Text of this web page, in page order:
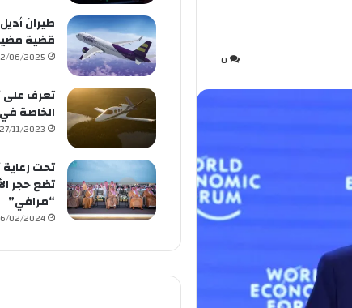
0
طيران
قضية
06/2025
تعرف على
الخاصة
27/11/2023
تحت
تضع حجر
“مرافي”
02/2024